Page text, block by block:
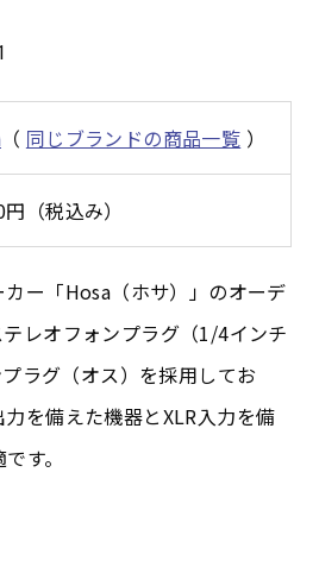
（ 同じブランドの商品一覧 ）
（税込み）
ー「Hosa（ホサ）」のオーデ
レオフォンプラグ（1/4インチ
ラグ（オス）を採用してお
を備えた機器とXLR入力を備
す。